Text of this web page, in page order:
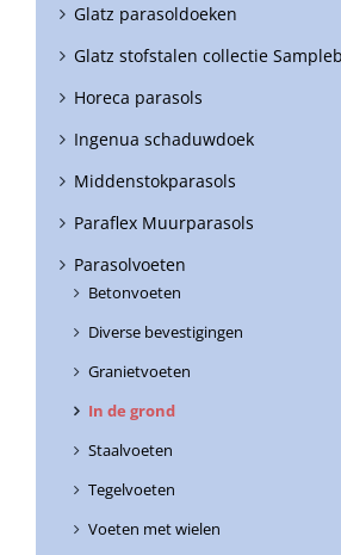
Glatz parasoldoeken
Glatz stofstalen collectie
Horeca parasols
Ingenua schaduwdoek
Middenstokparasols
Paraflex Muurparasols
Parasolvoeten
Betonvoeten
Diverse bevestigingen
Granietvoeten
In de grond
Staalvoeten
Tegelvoeten
Voeten met wielen